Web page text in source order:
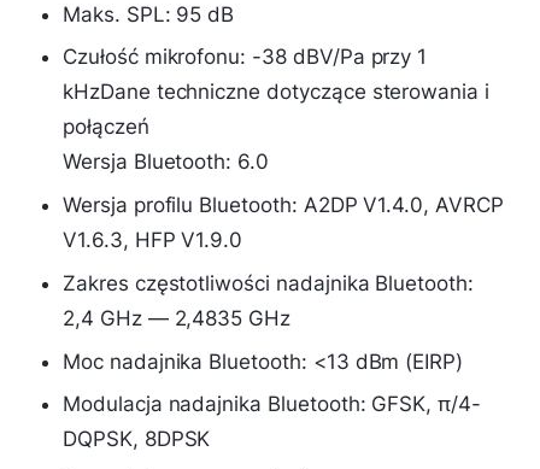
Maks. SPL: 95 dB
Czułość mikrofonu: -38 dBV/Pa przy 1
kHzDane techniczne dotyczące sterowania i
połączeń
Wersja Bluetooth: 6.0
Wersja profilu Bluetooth: A2DP V1.4.0, AVRCP
V1.6.3, HFP V1.9.0
Zakres częstotliwości nadajnika Bluetooth:
2,4 GHz — 2,4835 GHz
Moc nadajnika Bluetooth: <13 dBm (EIRP)
Modulacja nadajnika Bluetooth: GFSK, π/4-
DQPSK, 8DPSK